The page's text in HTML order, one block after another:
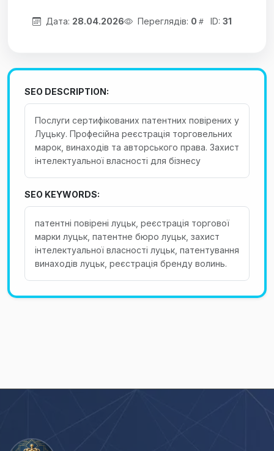
Дата: 28.04.2026 Переглядів: 0 ID: 31
SEO DESCRIPTION:
Послуги сертифікованих патентних повірених у
Луцьку. Професійна реєстрація торговельних
марок, винаходів та авторського права. Захист
інтелектуальної власності для бізнесу
SEO KEYWORDS:
патентні повірені луцьк, реєстрація торгової
марки луцьк, патентне бюро луцьк, захист
інтелектуальної власності луцьк, патентування
винаходів луцьк, реєстрація бренду волинь.